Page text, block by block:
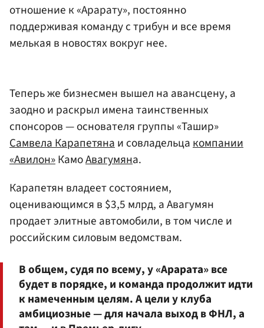
отношение к «Арарату», постоянно
поддерживая команду с трибун и все время
мелькая в новостях вокруг нее.
Теперь же бизнесмен вышел на авансцену, а
заодно и раскрыл имена таинственных
спонсоров — основателя группы «Ташир»
Самвела Карапетянаи совладельцакомпании
«Авилон»КамоАвагумяна.
Карапетян владеет состоянием,
оценивающимся в $3,5 млрд, а Авагумян
продает элитные автомобили, в том числе и
российским силовым ведомствам.
В общем, судя по всему, у «Арарата» все
будет в порядке, и команда продолжит идти
к намеченным целям. А цели у клуба
амбициозные — для начала выход в ФНЛ, а